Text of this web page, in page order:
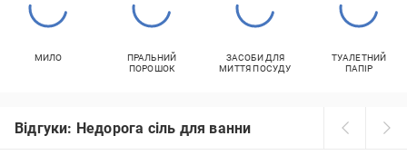
МИЛО
ПРАЛЬНИЙ
ПОРОШОК
ЗАСОБИ ДЛЯ
МИТТЯ ПОСУДУ
ТУАЛЕТНИЙ
ПАПІР
Відгуки: Недорога сіль для ванни